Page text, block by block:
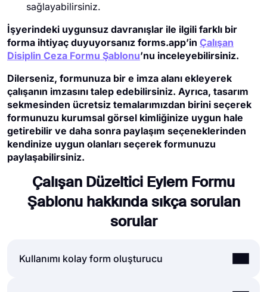
sağlayabilirsiniz.
İşyerindeki uygunsuz davranışlar ile ilgili farklı bir
forma ihtiyaç duyuyorsanız forms.app’in Çalışan
Disiplin Ceza Formu Şablonu’nu inceleyebilirsiniz.
Dilerseniz, formunuza bir e imza alanı ekleyerek
çalışanın imzasını talep edebilirsiniz. Ayrıca, tasarım
sekmesinden ücretsiz temalarımızdan birini seçerek
formunuzu kurumsal görsel kimliğinize uygun hale
getirebilir ve daha sonra paylaşım seçeneklerinden
kendinize uygun olanları seçerek formunuzu
paylaşabilirsiniz.
Çalışan Düzeltici Eylem Formu
Şablonu hakkında sıkça sorulan
sorular
Kullanımı kolay form oluşturucu